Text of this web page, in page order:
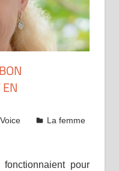
La femme
pour